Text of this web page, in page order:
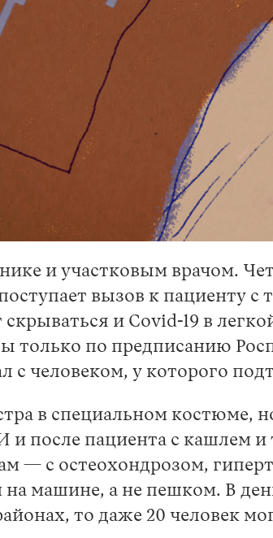
и участковым врачом.
вызов к пациенту
и Covid-19 в
только по предписанию
с человеком, у которого
в специальном костюме,
после пациента с кашлем
— с остеохондрозом,
машине, а не пешком. В
то даже 20 человек